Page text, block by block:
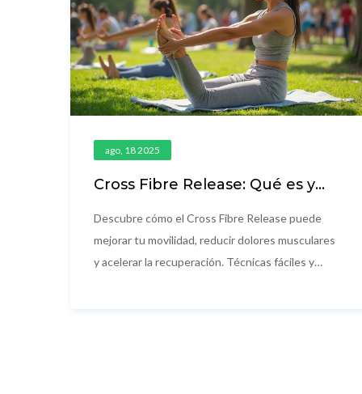
ago, 18 2025
Cross Fibre Release: Qué es y
Descubre cómo el Cross Fibre Release puede
mejorar tu movilidad, reducir dolores musculares
y acelerar la recuperación. Técnicas fáciles y